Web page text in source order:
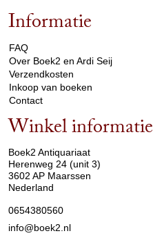
Informatie
FAQ
Over Boek2 en Ardi Seij
Verzendkosten
Inkoop van boeken
Contact
Winkel informatie
Boek2 Antiquariaat
Herenweg 24 (unit 3)
3602 AP Maarssen
Nederland
0654380560
info@boek2.nl